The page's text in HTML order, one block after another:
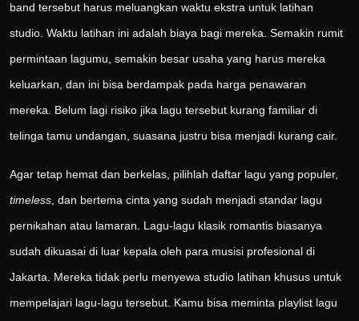
band tersebut harus meluangkan waktu ekstra untuk latihan
studio. Waktu latihan ini adalah biaya bagi mereka. Semakin rumit
permintaan lagumu, semakin besar usaha yang harus mereka
keluarkan, dan ini bisa berdampak pada harga penawaran
mereka. Belum lagi risiko jika lagu tersebut kurang familiar di
telinga tamu undangan, suasana justru bisa menjadi kurang cair.
Agar tetap hemat dan berkelas, pilihlah daftar lagu yang populer,
timeless , dan bertema cinta yang sudah menjadi standar lagu
pernikahan atau lamaran. Lagu-lagu klasik romantis biasanya
sudah dikuasai di luar kepala oleh para musisi profesional di
Jakarta. Mereka tidak perlu menyewa studio latihan khusus untuk
mempelajari lagu-lagu tersebut. Kamu bisa meminta playlist lagu